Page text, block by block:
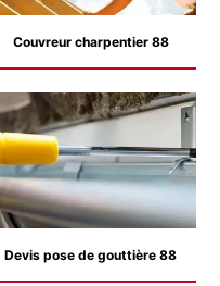
Couvreur charpentier 88
Devis pose de gouttière 88